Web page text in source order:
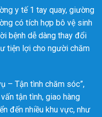
y tế 1 tay quay, giường
có tích hợp bô vệ sinh
bệnh dễ dàng thay đổi
tiện lợi cho người chăm
– Tận tình chăm sóc”,
tận tình, giao hàng
đến nhiều khu vực, như